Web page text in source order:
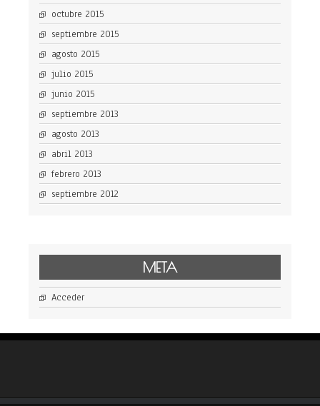
octubre 2015
septiembre 2015
agosto 2015
julio 2015
junio 2015
septiembre 2013
agosto 2013
abril 2013
febrero 2013
septiembre 2012
META
Acceder